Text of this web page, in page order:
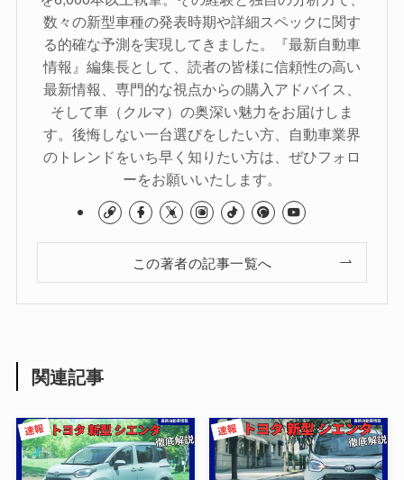
数々の新型車種の発表時期や詳細スペックに関す
る的確な予測を実現してきました。『最新自動車
情報』編集長として、読者の皆様に信頼性の高い
最新情報、専門的な視点からの購入アドバイス、
そして車（クルマ）の奥深い魅力をお届けしま
す。後悔しない一台選びをしたい方、自動車業界
のトレンドをいち早く知りたい方は、ぜひフォロ
ーをお願いいたします。
この著者の記事一覧へ
関連記事